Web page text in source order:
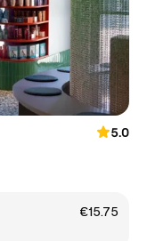
5.0
€15.75